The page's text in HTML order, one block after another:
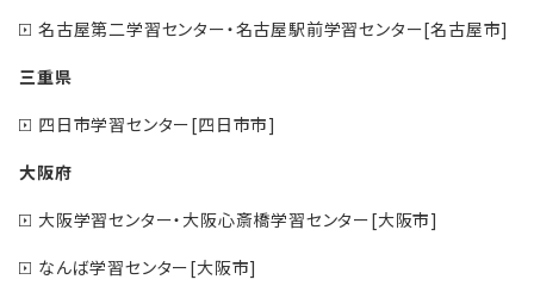
名古屋第二学習センター・名古屋駅前学習センター[名古屋市]
三重県
四日市学習センター[四日市市]
大阪府
大阪学習センター・大阪心斎橋学習センター[大阪市]
なんば学習センター[大阪市]